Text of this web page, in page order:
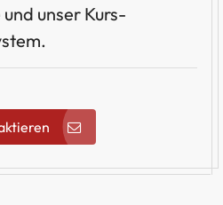
unser Kurs-